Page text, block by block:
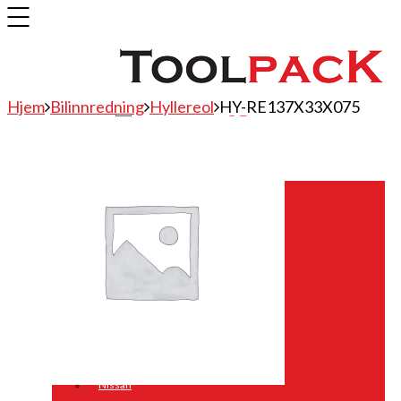
Hyundai
Isuzu
Nissan
Hjem Bilinnredning Hyllereol HY-RE137X33X075